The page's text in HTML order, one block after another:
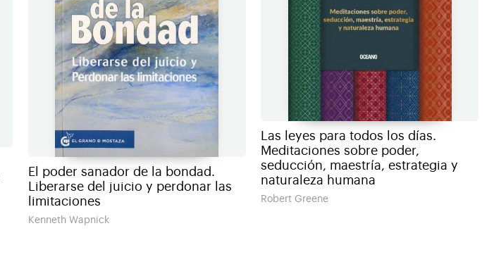
El poder sanador de la bondad.
Liberarse del juicio y perdonar las
limitaciones
Kenneth Wapnick
Las leyes para todos los días.
Meditaciones sobre poder,
seducción, maestría, estrategia y
naturaleza humana
Robert Greene